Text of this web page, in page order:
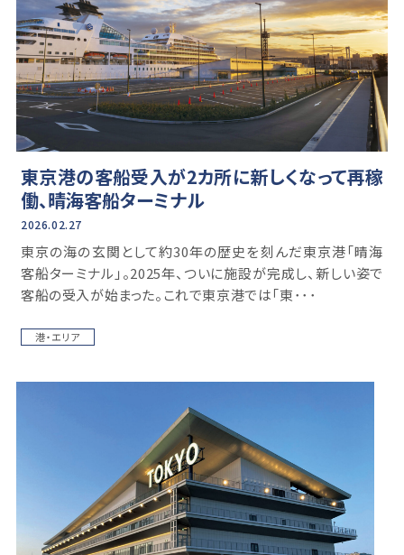
東京港の客船受入が2カ所に新しくなって再稼
働、晴海客船ターミナル
2026.02.27
東京の海の玄関として約30年の歴史を刻んだ東京港「晴海
客船ターミナル」。2025年、ついに施設が完成し、新しい姿で
客船の受入が始まった。これで東京港では「東･･･
港・エリア